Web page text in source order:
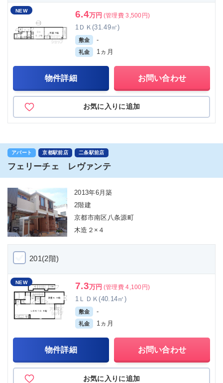
NEW 6.4万円 (管理費 3,500円)
1ＤＫ(31.49㎡)
敷金 -
礼金 1ヵ月
物件詳細 お問い合わせ
お気に入りに追加
アパート 京都駅前店 二条駅前店
フェリーチェ レヴァンテ
2013年6月築
2階建
京都市南区八条源町
木造２×４
201(2階)
NEW 7.3万円 (管理費 4,100円)
1ＬＤＫ(40.14㎡)
敷金 -
礼金 1ヵ月
物件詳細 お問い合わせ
お気に入りに追加